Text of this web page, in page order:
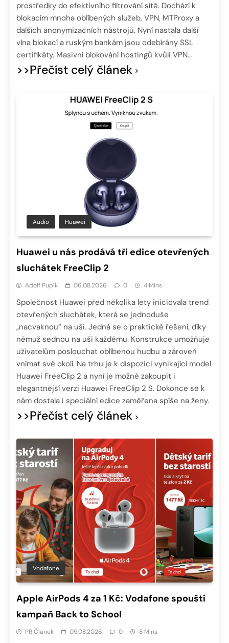
prostředky do efektivního filtrování sítě. Dochází k
blokacím mnoha oblíbených služeb, VPN, MTProxy a
dalších anonymizačních nástrojů. Nyní nastala další
vlna blokací a ruským bankám jsou odebírány SSL
certifikáty. Masivní blokování hostingů kvůli VPN…
>>Přečíst celý článek
Audio Huawei
Huawei u nás prodává tři edice otevřených
sluchátek FreeClip 2
Adolf Pupík 06.08.2026 0 4 Mins
Společnost Huawei před několika lety iniciovala trend
otevřených sluchátek, která se jednoduše
„nacvaknou“ na uši. Jedná se o praktické řešení, díky
němuž sednou na uši každému. Konstrukce umožňuje
uživatelům poslouchat oblíbenou hudbu a zároveň
vnímat své okolí. Na trhu je k dispozici vynikající model
Huawei FreeClip 2 a nyní je možné zakoupit i
elegantnější verzi Huawei FreeClip 2 S. Dokonce se k
nám dostala i speciální edice zaměřena spíše na ženy.
>>Přečíst celý článek
Vodafone
Apple AirPods 4 za 1 Kč: Vodafone spouští
kampaň Back to School
PR Článek 05.08.2026 0 8 Mins